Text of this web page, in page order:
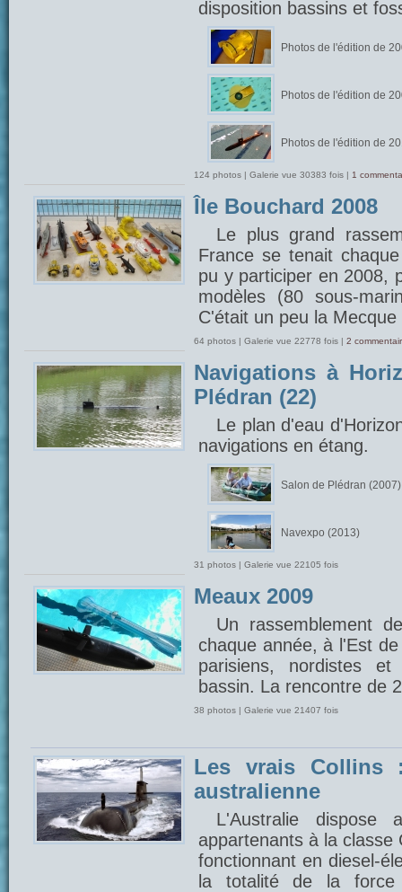
disposition bassins et
Photos de l'édition de
Photos de l'édition de
Photos de l'édition de
124 photos | Galerie vue 30383 fois | 1
Île Bouchard 2008
Le plus grand
France se tenait
pu y participer en 2008,
modèles (80 sous-
C'était un peu la
64 photos | Galerie vue 22778 fois | 2
Navigations à
Plédran (22)
Le plan d'eau
navigations en étang.
Salon de Plédran (2007)
Navexpo (2013)
31 photos | Galerie vue 22105 fois
Meaux 2009
Un rassemblement
chaque année, à l'Est
parisiens, nordistes
bassin. La rencontre de
38 photos | Galerie vue 21407 fois
Les vrais Collins
australienne
L'Australie dispose
appartenants à la classe
fonctionnant en diesel-
la totalité de la force